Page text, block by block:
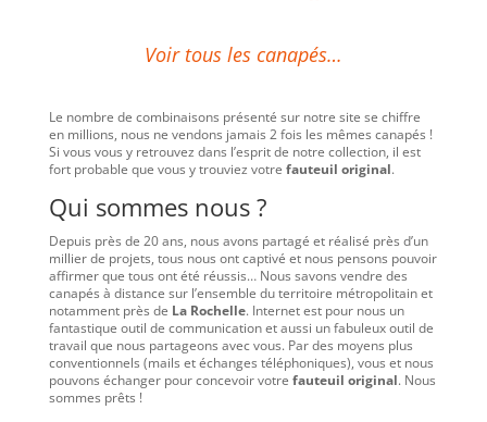
Voir tous les canapés…
Le nombre de combinaisons présenté sur notre site se chiffre
en millions, nous ne vendons jamais 2 fois les mêmes canapés !
Si vous vous y retrouvez dans l’esprit de notre collection, il est
fort probable que vous y trouviez votre fauteuil original.
Qui sommes nous ?
Depuis près de 20 ans, nous avons partagé et réalisé près d’un
millier de projets, tous nous ont captivé et nous pensons pouvoir
affirmer que tous ont été réussis… Nous savons vendre des
canapés à distance sur l’ensemble du territoire métropolitain et
notamment près de La Rochelle. Internet est pour nous un
fantastique outil de communication et aussi un fabuleux outil de
travail que nous partageons avec vous. Par des moyens plus
conventionnels (mails et échanges téléphoniques), vous et nous
pouvons échanger pour concevoir votre fauteuil original. Nous
sommes prêts !